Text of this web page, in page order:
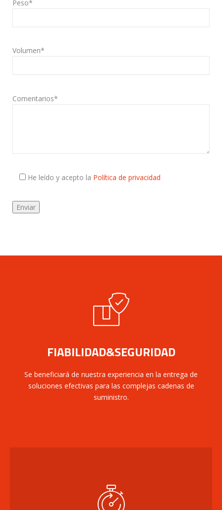
Peso*
Volumen*
Comentarios*
He leído y acepto la Política de privacidad
FIABILIDAD&SEGURIDAD
Se beneficiará de nuestra experiencia en la entrega de
soluciones efectivas para las complejas cadenas de
suministro.